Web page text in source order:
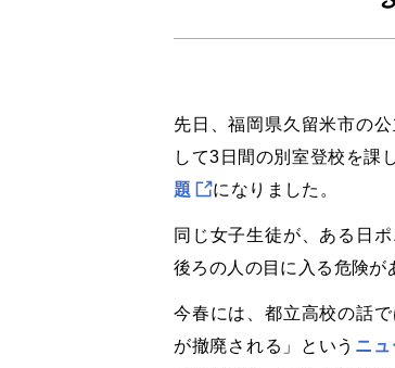
先日、福岡県久留米市の
して3 日間の別室登校を課
題
になりました。
同じ女子生徒が、ある日
後ろの人の目に入る危険が
今春には、都立高校の話
が撤廃される」という ニュ